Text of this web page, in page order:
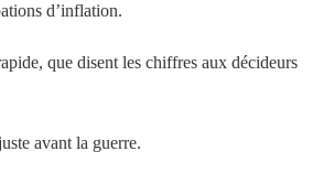
d’inflation.
que disent les chiffres aux décideurs
avant la guerre.